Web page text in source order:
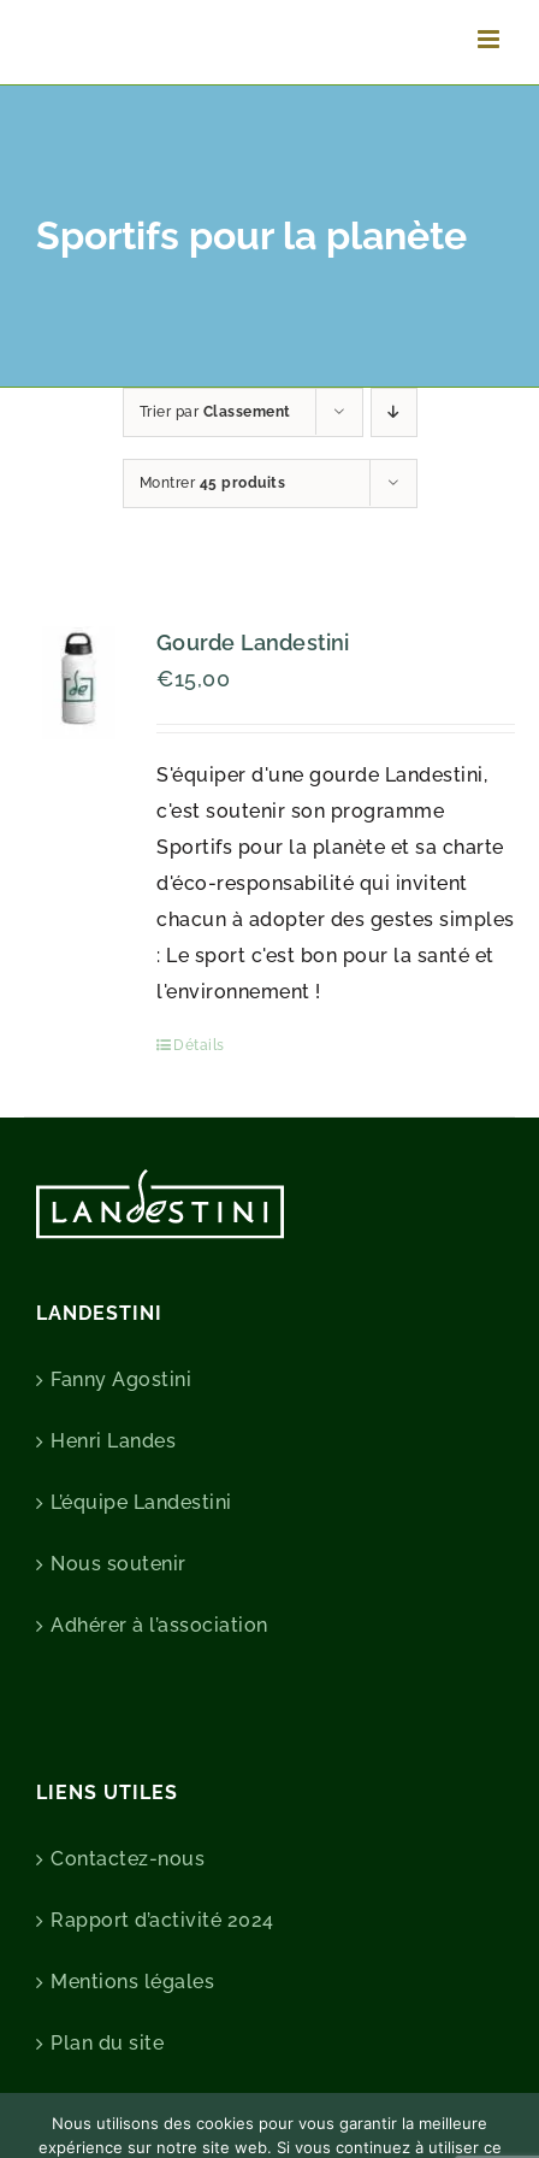
contenu
Sportifs pour la planète
Trier par Classement
Montrer 45 produits
Gourde Landestini
€15,00
S'équiper d'une gourde Landestini,
c'est soutenir son programme
Sportifs pour la planète et sa charte
d'éco-responsabilité qui invitent
chacun à adopter des gestes simples
: Le sport c'est bon pour la santé et
l'environnement !
Détails
LANDESTINI
Fanny Agostini
Henri Landes
L’équipe Landestini
Nous soutenir
Adhérer à l’association
LIENS UTILES
Contactez-nous
Rapport d’activité 2024
Mentions légales
Plan du site
Nous utilisons des cookies pour vous garantir la meilleure
expérience sur notre site web. Si vous continuez à utiliser ce